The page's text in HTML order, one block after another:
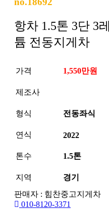
항차 1.5톤 3단 3
튬 전동지게차
가격 1,550만원
제조사
형식 전동좌식
연식 2022
톤수 1.5톤
지역
경기
판매자 : 힘찬중고지게차
010-8120-3371